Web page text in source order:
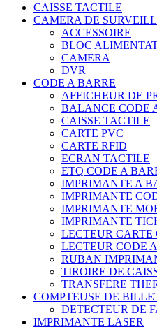
CAISSE TACTILE
CAMERA DE
ACCESSOIRE
BLOC
CAMERA
DVR
CODE A BARRE
AFFICHEUR DE
BALANCE CODE
CAISSE TACTILE
CARTE PVC
CARTE RFID
ECRAN TACTILE
ETQ CODE A
IMPRIMANTE A
IMPRIMANTE
IMPRIMANTE
IMPRIMANTE
LECTEUR CARTE
LECTEUR CODE
RUBAN
TIROIRE DE
TRANSFERE
COMPTEUSE DE
DETECTEUR DE
IMPRIMANTE LASER